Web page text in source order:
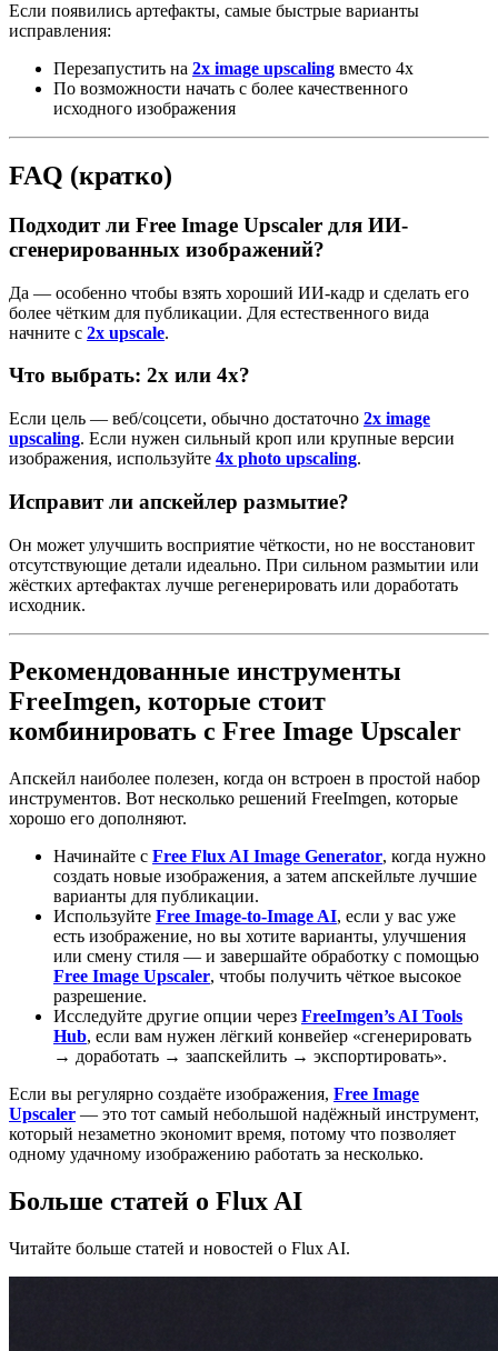
Если появились артефакты, самые быстрые варианты
исправления:
Перезапустить на 2x image upscaling вместо 4x
По возможности начать с более качественного
исходного изображения
FAQ (кратко)
Подходит ли Free Image Upscaler для ИИ-
сгенерированных изображений?
Да — особенно чтобы взять хороший ИИ-кадр и сделать его
более чётким для публикации. Для естественного вида
начните с 2x upscale.
Что выбрать: 2x или 4x?
Если цель — веб/соцсети, обычно достаточно 2x image
upscaling. Если нужен сильный кроп или крупные версии
изображения, используйте 4x photo upscaling.
Исправит ли апскейлер размытие?
Он может улучшить восприятие чёткости, но не восстановит
отсутствующие детали идеально. При сильном размытии или
жёстких артефактах лучше регенерировать или доработать
исходник.
Рекомендованные инструменты
FreeImgen, которые стоит
комбинировать с Free Image Upscaler
Апскейл наиболее полезен, когда он встроен в простой набор
инструментов. Вот несколько решений FreeImgen, которые
хорошо его дополняют.
Начинайте с Free Flux AI Image Generator, когда нужно
создать новые изображения, а затем апскейльте лучшие
варианты для публикации.
Используйте Free Image-to-Image AI, если у вас уже
есть изображение, но вы хотите варианты, улучшения
или смену стиля — и завершайте обработку с помощью
Free Image Upscaler, чтобы получить чёткое высокое
разрешение.
Исследуйте другие опции через FreeImgen’s AI Tools
Hub, если вам нужен лёгкий конвейер «сгенерировать
→ доработать → заапскейлить → экспортировать».
Если вы регулярно создаёте изображения, Free Image
Upscaler — это тот самый небольшой надёжный инструмент,
который незаметно экономит время, потому что позволяет
одному удачному изображению работать за несколько.
Больше статей о Flux AI
Читайте больше статей и новостей о Flux AI.